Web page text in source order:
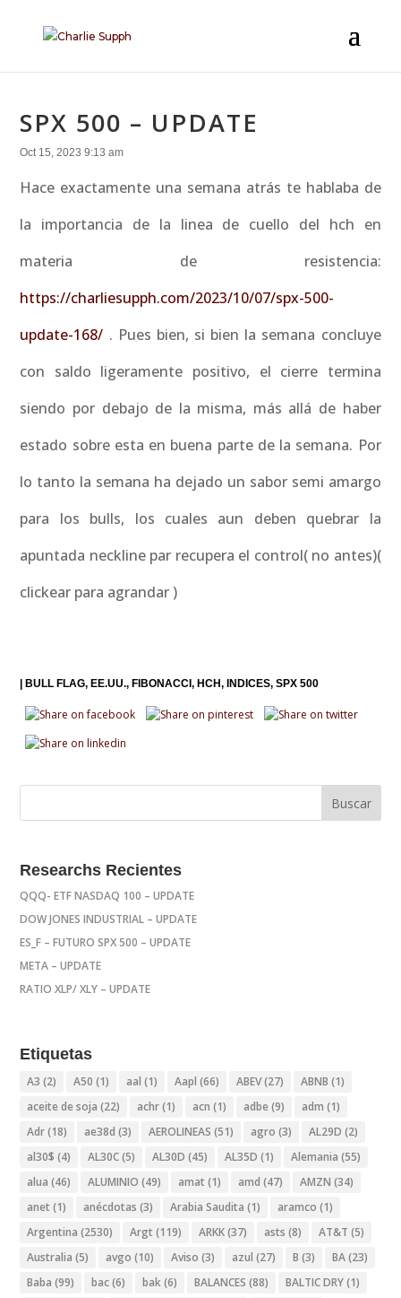
SPX 500 – UPDATE
Oct 15, 2023 9:13 am
Hace exactamente una semana atrás te hablaba de
la importancia de la linea de cuello del hch en
materia de resistencia:
https://charliesupph.com/2023/10/07/spx-500-
update-168/ . Pues bien, si bien la semana concluye
con saldo ligeramente positivo, el cierre termina
siendo por debajo de la misma, más allá de haber
estado sobre esta en buena parte de la semana. Por
lo tanto la semana ha dejado un sabor semi amargo
para los bulls, los cuales aun deben quebrar la
apuntada neckline par recupera el control( no antes)(
clickear para agrandar )
BULL FLAG EE.UU. FIBONACCI HCH INDICES SPX 500
Researchs Recientes
QQQ- ETF NASDAQ 100 – UPDATE
DOW JONES INDUSTRIAL – UPDATE
ES_F – FUTURO SPX 500 – UPDATE
META – UPDATE
RATIO XLP/ XLY – UPDATE
Etiquetas
A3 (2) A50 (1) aal (1) Aapl (66) ABEV(27) ABNB (1)
aceite de soja (22) achr(1) acn (1) adbe (9) adm (1)
Adr(18) ae38d (3) AEROLINEAS (51) agro (3) AL29D (2)
al30$ (4) AL30C(5) AL30D (45) AL35D (1) Alemania (55)
alua (46) ALUMINIO (49) amat (1) amd (47) AMZN (34)
anet (1) anécdotas (3) Arabia Saudita (1) aramco (1)
Argentina (2530) Argt (119) ARKK(37) asts (8) AT&T (5)
Australia (5) avgo (10) Aviso (3) azul (27) B (3) BA(23)
Baba (99) bac(6) bak(6) BALANCES (88) BALTIC DRY(1)